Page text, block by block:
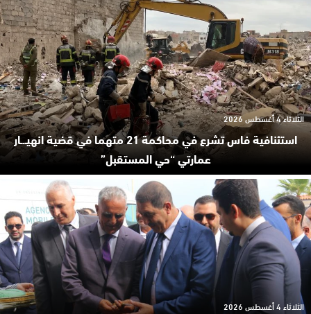
استئنافية فاس تشرع في محاكمة 21 متهما في قضية انهيـ.ـار
عمارتي “حي المستقبل”
الثلاثاء 4 أغسطس 2026
الثلاثاء 4 أغسطس 2026